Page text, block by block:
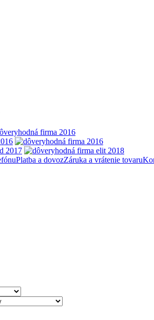
Platba a dovozZáruka a vrátenie tovaru